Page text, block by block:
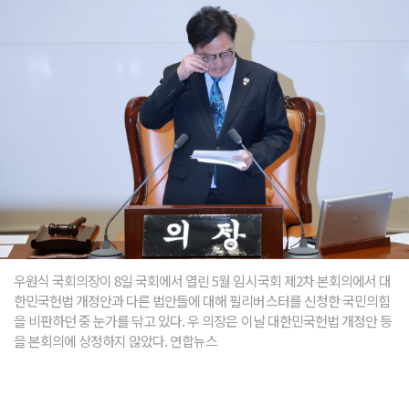
우원식 국회의장이 8일 국회에서 열린 5월 임시국회 제2차 본회의에서 대
한민국헌법 개정안과 다른 법안들에 대해 필리버스터를 신청한 국민의힘
을 비판하던 중 눈가를 닦고 있다. 우 의장은 이날 대한민국헌법 개정안 등
을 본회의에 상정하지 않았다. 연합뉴스